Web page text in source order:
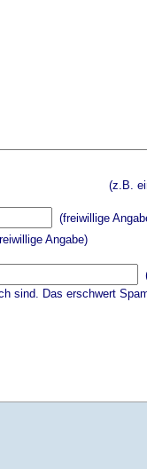
(z.B.
(freiwillige
Angabe)
sind. Das erschwert